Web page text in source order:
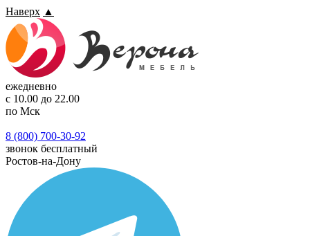
Наверх ▲
ежедневно
с 10.00 до 22.00
по Мск
8 (800) 700-30-92
звонок бесплатный
Ростов-на-Дону